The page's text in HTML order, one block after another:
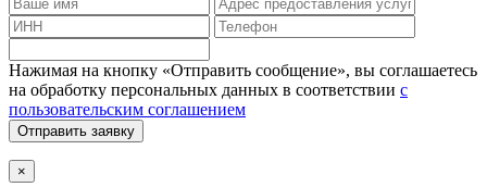
Нажимая на кнопку «Отправить сообщение», вы соглашаетесь
на обработку персональных данных в соответствии с
пользовательским соглашением
Отправить заявку
×